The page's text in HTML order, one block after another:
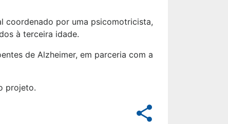
coordenado por uma psicomotricista,
à terceira idade.
de Alzheimer, em parceria com a
projeto.
share